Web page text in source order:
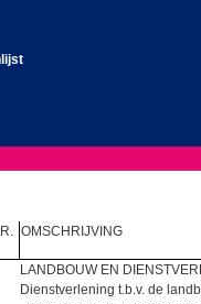
OMSCHRIJVING
LANDBOUW EN
Dienstverlening t.b.v. de